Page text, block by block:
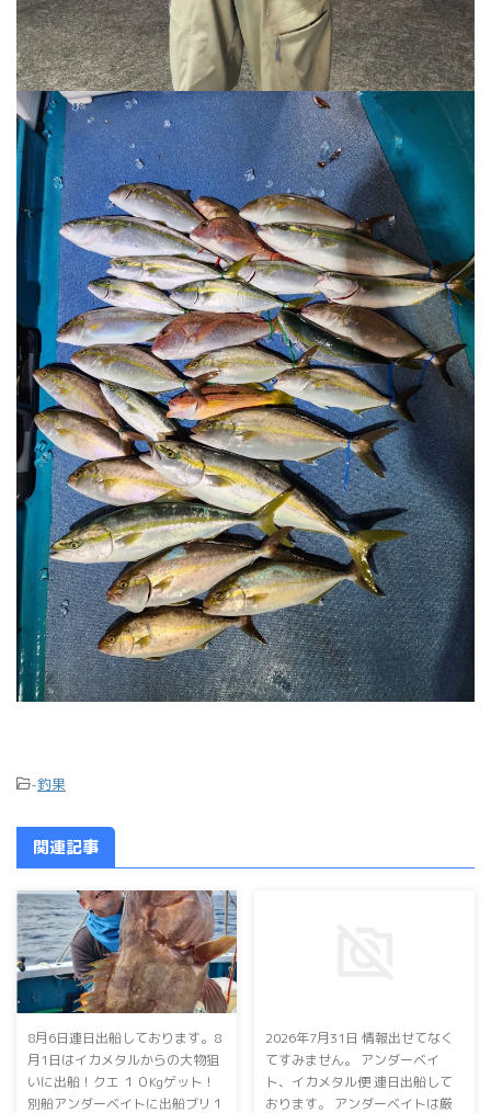
-釣果
関連記事
8月6日連日出船しております。8
月1日は⁡イカメタルからの大物狙
いに出船！⁡⁡クエ １０Kgゲット！⁡⁡
別船アンダーベイトに出船⁡⁡⁡ブリ１
2026年7月31日 情報出せてなく
てすみません。 アンダーベイ
ト、イカメタル便 連日出船して
おります。 アンダーベイトは厳